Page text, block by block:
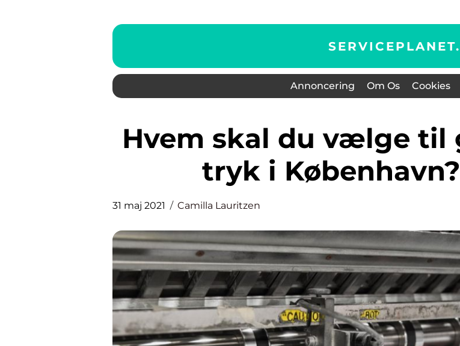
SERVICEPLANET.
Annoncering Om Os Cookies
Hvem skal du vælge til giclée
tryk i København?
31 maj 2021 Camilla Lauritzen